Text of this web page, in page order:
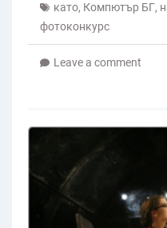
като, Компютър БГ,
фотоконкурс
Leave a comment